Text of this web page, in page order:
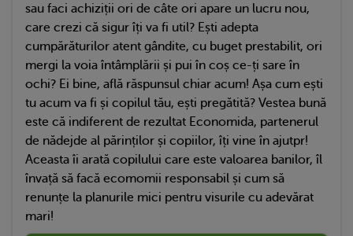
sau faci achiziții ori de câte ori apare un lucru nou,
care crezi că sigur îți va fi util? Ești adepta
cumpărăturilor atent gândite, cu buget prestabilit, ori
mergi la voia întâmplării și pui în coș ce-ți sare în
ochi? Ei bine, află răspunsul chiar acum! Așa cum ești
tu acum va fi și copilul tău, ești pregătită? Vestea bună
este că indiferent de rezultat Economida, partenerul
de nădejde al părinților și copiilor, îți vine în ajutpr!
Aceasta îi arată copilului care este valoarea banilor, îl
învață să facă ecomomii responsabil și cum să
renunțe la planurile mici pentru visurile cu adevărat
mari!